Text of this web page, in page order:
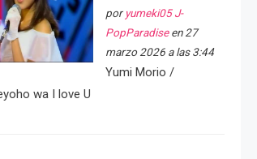
por yumeki05 J-
PopParadiseen 27
marzo 2026 a las 3:44
Yumi Morio /
wa I love U